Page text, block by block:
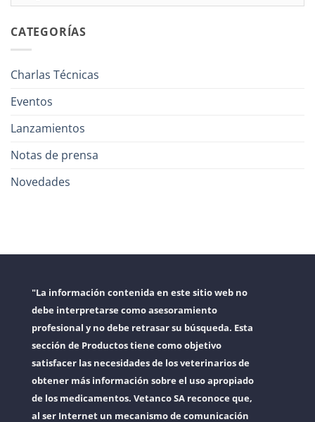
CATEGORÍAS
Charlas Técnicas
Eventos
Lanzamientos
Notas de prensa
Novedades
"La información contenida en este sitio web no
debe interpretarse como asesoramiento
profesional y no debe retrasar su búsqueda. Esta
sección de Productos tiene como objetivo
satisfacer las necesidades de los veterinarios de
obtener más información sobre el uso apropiado
de los medicamentos. Vetanco SA reconoce que,
al ser Internet un mecanismo de comunicación